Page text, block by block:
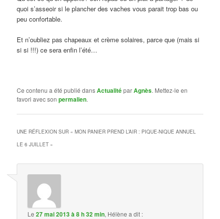
quoi s’asseoir si le plancher des vaches vous parait trop bas ou
peu confortable.
Et n’oubliez pas chapeaux et crème solaires, parce que (mais si
si si !!!) ce sera enfin l’été…
Ce contenu a été publié dansActualitéparAgnès. Mettez-le en
favori avec sonpermalien.
UNE RÉFLEXION SUR «MON PANIER PREND L’AIR : PIQUE-NIQUE ANNUEL
LE 6 JUILLET »
Le27 mai 2013 à 8 h 32 min, Hélène a dit :